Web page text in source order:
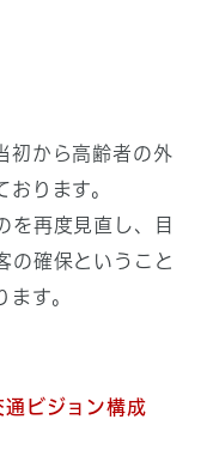
初から高齢者の外
ります。
を再度見直し、目
の確保ということ
す。
ビジョン構成